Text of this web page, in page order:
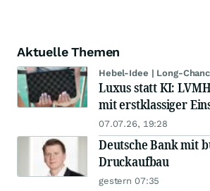
Aktuelle Themen
Hebel-Idee | Long-
Luxus statt KI:
mit erstklassiger
07.07.26, 19:28
Deutsche Bank mit
Druckaufbau
gestern 07:35